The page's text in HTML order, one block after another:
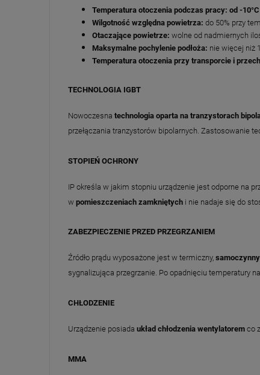
Temperatura otoczenia podczas pracy: od -10°C
Wilgotność względna powietrza: do 50% przy
Otaczające powietrze: wolne od nadmiernych
Maksymalne pochylenie podłoża: nie więcej niż
Temperatura otoczenia przy transporcie i
TECHNOLOGIA IGBT
Nowoczesna technologia oparta na tranzystorach
przełączania tranzystorów bipolarnych. Zastosowanie
STOPIEŃ OCHRONY
IP określa w jakim stopniu urządzenie jest odporne na
w pomieszczeniach zamkniętych i nie nadaje się do
ZABEZPIECZENIE PRZED PRZEGRZANIEM
Źródło prądu wyposażone jest w termiczny,
sygnalizująca przegrzanie. Po opadnięciu temperatury
CHŁODZENIE
Urządzenie posiada układ chłodzenia wentylatorem co
MMA